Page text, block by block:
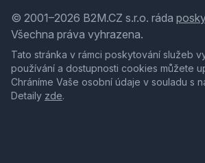
© 2001–2026 B2M.CZ s.r.o. ráda
Všechna práva vyhrazena.
Tato stránka v rámci poskytování služeb
používání a dostupnosti cookies můžete
Chráníme Vaše osobní údaje v souladu s
Detaily zde.